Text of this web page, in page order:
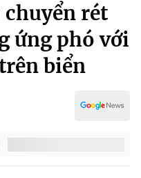
chuyển rét
ứng phó với
biển